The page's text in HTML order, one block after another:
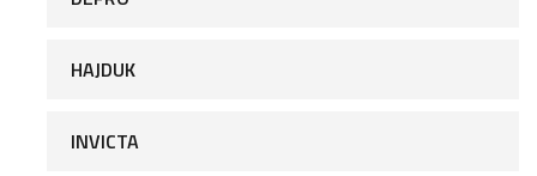
HAJDUK
INVICTA